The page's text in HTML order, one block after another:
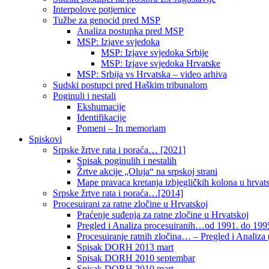
Interpolove potjernice
Tužbe za genocid pred MSP
Analiza postupka pred MSP
MSP: Izjave svjedoka
MSP: Izjave svjedoka Srbije
MSP: Izjave svjedoka Hrvatske
MSP: Srbija vs Hrvatska – video arhiva
Sudski postupci pred Haškim tribunalom
Poginuli i nestali
Ekshumacije
Identifikacije
Pomeni – In memoriam
Spiskovi
Srpske žrtve rata i poraća… [2021]
Spisak poginulih i nestalih
Žrtve akcije „Oluja“ na srpskoj strani
Mape pravaca kretanja izbjegličkih kolona u
Srpske žrtve rata i poraća…[2014]
Procesuirani za ratne zločine u Hrvatskoj
Praćenje suđenja za ratne zločine u Hrvatskoj
Pregled i Analiza procesuiranih…od 1991. do
Procesuiranje ratnih zločina… – Pregled i Analiza
Spisak DORH 2013 mart
Spisak DORH 2010 septembar